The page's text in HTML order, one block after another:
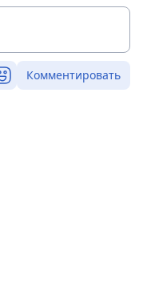
Комментировать